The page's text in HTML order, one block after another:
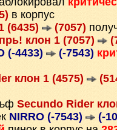
в корпус
(6435) (7057)
клон 1 (7057)
(-4433) (-7543)
клон 1 (4575)
Secundo Rider
NIRRO (-7543)
(-